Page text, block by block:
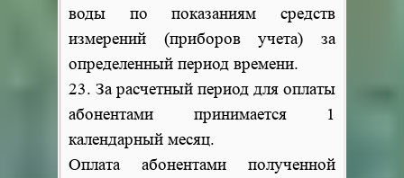
воды по показаниям средств
измерений (приборов учета) за
определенный период времени.
23. За расчетный период для оплаты
абонентами принимается 1
календарный месяц.
Оплата абонентами полученной